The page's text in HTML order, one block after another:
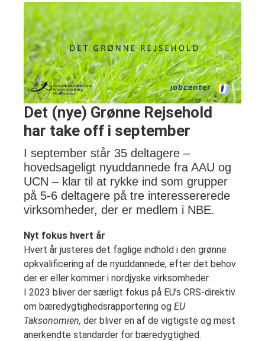
Det (nye) Grønne Rejsehold
har take off i september
I september står 35 deltagere –
hovedsageligt nyuddannede fra AAU og
UCN – klar til at rykke ind som grupper
på 5-6 deltagere på tre interessererede
virksomheder, der er medlem i NBE.
Nyt fokus hvert år
Hvert år justeres det faglige indhold i den grønne
opkvalificering af de nyuddannede, efter det behov
der er eller kommer i nordjyske virksomheder.
I 2023 bliver der særligt fokus på EU’s CRS-direktiv
om bæredygtighedsrapportering og EU
Taksonomien, der bliver en af de vigtigste og mest
anerkendte standarder for bæredygtighed.